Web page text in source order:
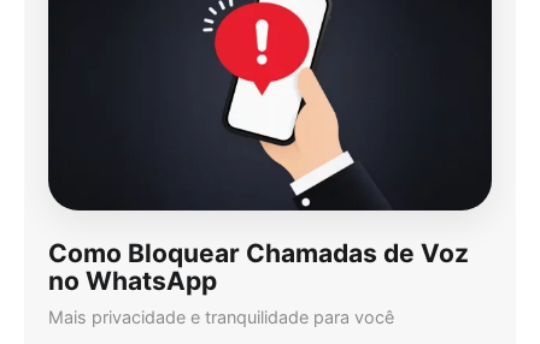
Como Bloquear Chamadas de Voz
no WhatsApp
Mais privacidade e tranquilidade para você